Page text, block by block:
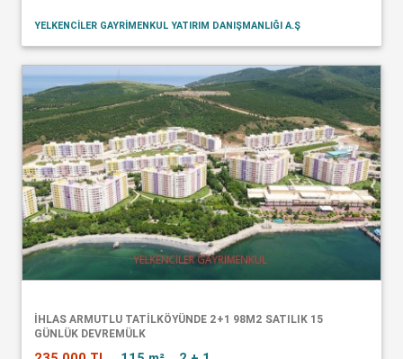
YELKENCİLER GAYRİMENKUL YATIRIM DANIŞMANLIĞI A.Ş
İHLAS ARMUTLU TATİLKÖYÜNDE 2+1 98M2 SATILIK 15
GÜNLÜK DEVREMÜLK